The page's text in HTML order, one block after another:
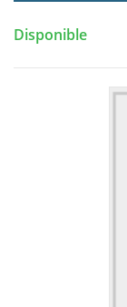
Disponible